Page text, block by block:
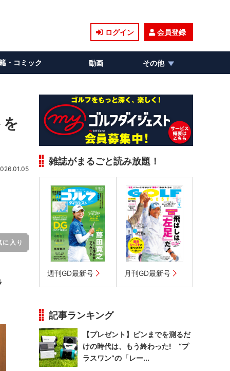
ログイン 会員登録
・コミック 動画 その他
に入り
雑誌がまるごと読み放題！
週刊GD最新号 月刊GD最新号
記事ランキング
【プレゼント】ピンまでを測るだ
けの時代は、もう終わった! “プ
ラスワン”の「レー...